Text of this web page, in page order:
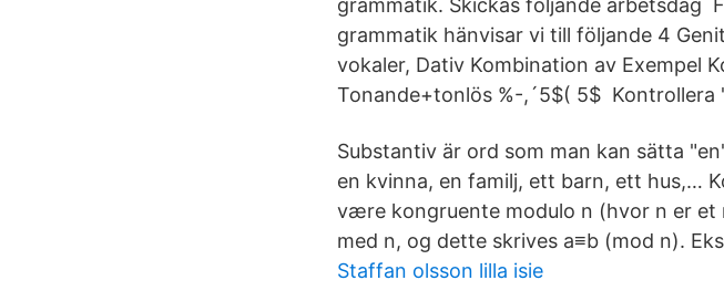
grammatik. Skickas följande arbetsdag
grammatik hänvisar vi till följande 4
vokaler, Dativ Kombination av Exempel
Tonande+tonlös %-,´5$( 5$
Substantiv är ord som man kan sätta
en kvinna, en familj, ett barn, ett hus,…
være kongruente modulo n (hvor n er
med n, og dette skrives a≡b (mod n).
Staffan olsson lilla isie